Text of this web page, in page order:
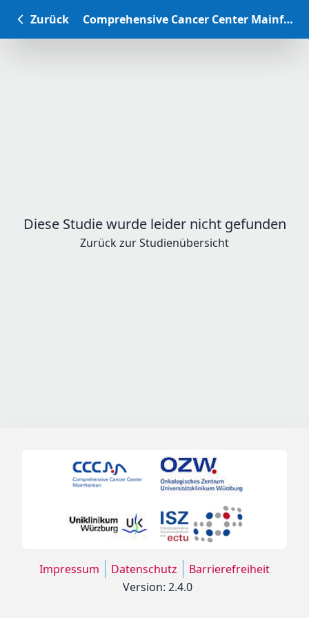
Zurück Comprehensive Cancer Center Mainfranken Studiendatenbank
Diese Studie wurde leider nicht gefunden
Zurück zur Studienübersicht
Impressum Datenschutz
Barrierefreiheit
Version: 2.4.0